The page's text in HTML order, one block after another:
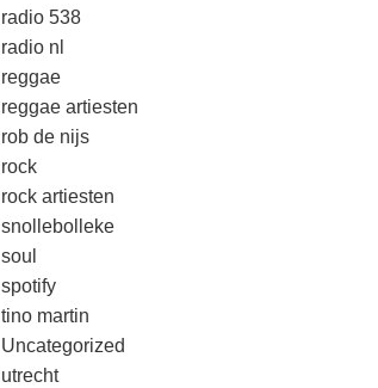
radio 538
radio nl
reggae
reggae artiesten
rob de nijs
rock
rock artiesten
snollebolleke
soul
spotify
tino martin
Uncategorized
utrecht